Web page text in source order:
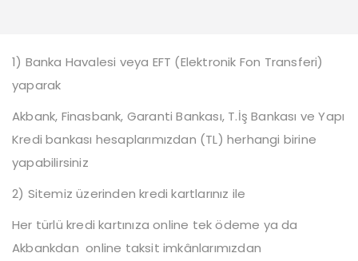
1) Banka Havalesi veya EFT (Elektronik Fon Transferi)
yaparak
Akbank, Finasbank, Garanti Bankası, T.İş Bankası ve Yapı
Kredi bankası hesaplarımızdan (TL) herhangi birine
yapabilirsiniz
2) Sitemiz üzerinden kredi kartlarınız ile
Her türlü kredi kartınıza online tek ödeme ya da
Akbankdan online taksit imkânlarımızdan